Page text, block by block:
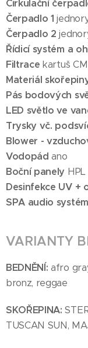
Cirkulační
Čerpadlo 1
Čerpadlo 2
Řídicí systém a
Filtrace kartuš
Materiál
Pás bodových
LED světlo ve
Trysky vč.
Blower -
Vodopád ano
Boční panely HPL
Desinfekce UV +
SPA audio
VARIANTY
BEDNĚNÍ:afro
bronz, reggae
SKOŘEPINA:
TUSCAN SUN,